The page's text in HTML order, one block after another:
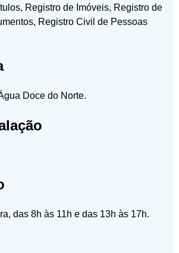
Registro de Imóveis, Registro de
Registro Civil de Pessoas
Doce do Norte.
das 8h às 11h e das 13h às 17h.